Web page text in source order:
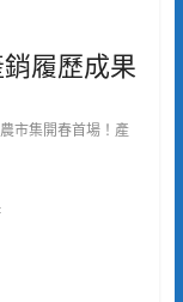
履歷成果
市集開春首場！產